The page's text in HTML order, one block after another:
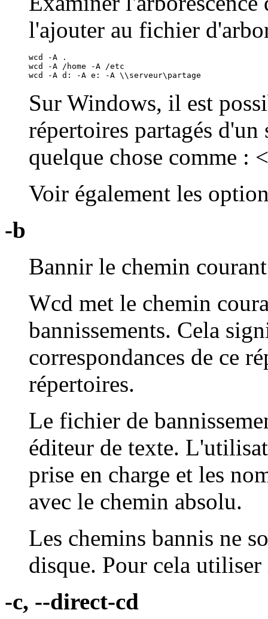
l'ajouter au fichier
wcd -A .
wcd -A /home -A /etc
wcd -A d: -A e: -A \\serveur\partage
Sur Windows, il est
répertoires partagés
quelque chose comme :
Voir également les
-b
Bannir le chemin
Wcd met le chemin
bannissements. Cela
correspondances de ce
répertoires.
Le fichier de
éditeur de texte.
prise en charge et les
avec le chemin absolu.
Les chemins bannis ne
disque. Pour cela
-c, --direct-cd